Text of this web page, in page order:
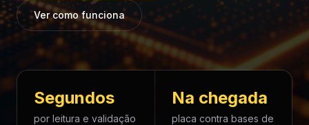
Ver como funciona
Segundos
por leitura e validação
Na chegada
placa contra bases de